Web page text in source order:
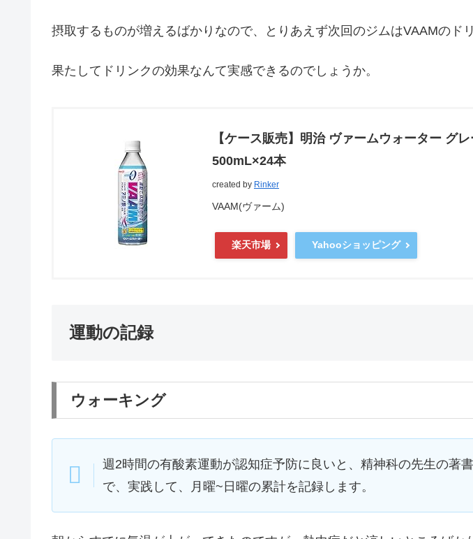
摂取するものが増えるばかりなので、とりあえず次回のジムはVAAMのド
果たしてドリンクの効果なんて実感できるのでしょうか。
【ケース販売】明治 ヴァームウォーター グ
500mL×24本
created by Rinker
VAAM(ヴァーム)
楽天市場 Yahooショッピング
運動の記録
ウォーキング
週2時間の有酸素運動が認知症予防に良いと、精神科の先生の著
で、実践して、月曜~日曜の累計を記録します。